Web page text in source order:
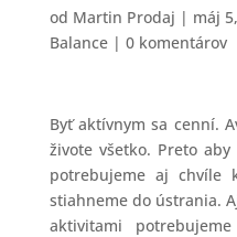
od Martin Prodaj | máj
Balance| 0 komentárov
Byť aktívnym sa cenní.
živote všetko. Preto
potrebujeme aj chvíle
stiahneme do ústrania.
aktivitami potrebujeme